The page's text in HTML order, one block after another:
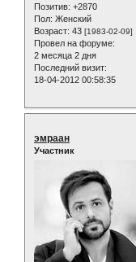
Позитив: +2870
Пол: Женский
Возраст: 43 [1983-02-09]
Провел на форуме:
2 месяца 2 дня
Последний визит:
18-04-2012 00:58:35
эмраан
Участник